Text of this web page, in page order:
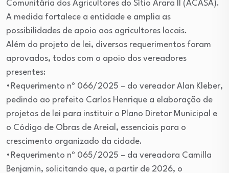
Comunitária dos Agricultores do Sítio Arara II (ACASA).
A medida fortalece a entidade e amplia as
possibilidades de apoio aos agricultores locais.
Além do projeto de lei, diversos requerimentos foram
aprovados, todos com o apoio dos vereadores
presentes:
•Requerimento nº 066/2025 – do vereador Alan Kleber,
pedindo ao prefeito Carlos Henrique a elaboração de
projetos de lei para instituir o Plano Diretor Municipal e
o Código de Obras de Areial, essenciais para o
crescimento organizado da cidade.
•Requerimento nº 065/2025 – da vereadora Camilla
Benjamin, solicitando que, a partir de 2026, o